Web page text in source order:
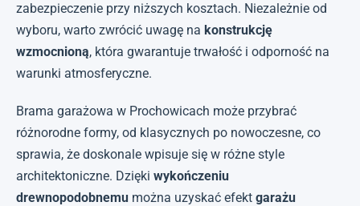
zabezpieczenie przy niższych kosztach. Niezależnie od
wyboru, warto zwrócić uwagę na konstrukcję
wzmocnioną, która gwarantuje trwałość i odporność na
warunki atmosferyczne.
Brama garażowa w Prochowicach może przybrać
różnorodne formy, od klasycznych po nowoczesne, co
sprawia, że doskonale wpisuje się w różne style
architektoniczne. Dzięki wykończeniu
drewnopodobnemu można uzyskać efekt garażu